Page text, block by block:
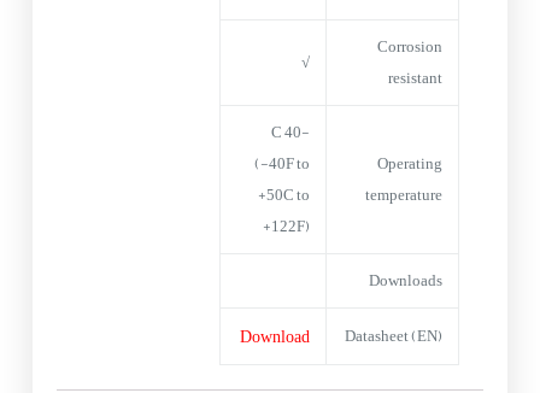
Corrosion
resistant
√
Operating
temperature
-40 C
(-40F to
+50C to
+122F)
Downloads
Datasheet (EN)
Download